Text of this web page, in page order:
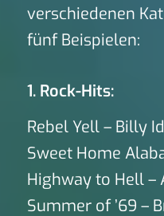
verschiedenen
fünf Beispielen:
1. Rock-Hits:
Rebel Yell – Billy
Sweet Home
Highway to Hell –
Summer of ’69 –